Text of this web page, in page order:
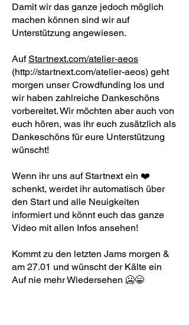
Damit wir das ganze jedoch möglich
machen können sind wir auf
Unterstützung angewiesen.
AufStartnext.com/atelier-aeos
(http://startnext.com/atelier-aeos) geht
morgen unser Crowdfunding los und
wir haben zahlreiche Dankeschöns
vorbereitet. Wir möchten aber auch von
euch hören, was ihr euch zusätzlich als
Dankeschöns für eure Unterstützung
wünscht!
Wenn ihr uns auf Startnext ein ❤️
schenkt, werdet ihr automatisch über
den Start und alle Neuigkeiten
informiert und könnt euch das ganze
Video mit allen Infos ansehen!
Kommt zu den letzten Jams morgen &
am 27.01 und wünscht der Kälte ein
Auf nie mehr Wiedersehen 🥶😁